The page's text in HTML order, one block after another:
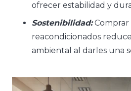
ofrecer estabilidad y
Sostenibilidad:Comprar
reacondicionados
ambiental al darles una